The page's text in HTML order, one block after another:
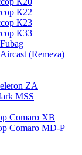
К22
К23
К33
(Remeza)
ZA
MSS
Comaro XB
Comaro MD-P